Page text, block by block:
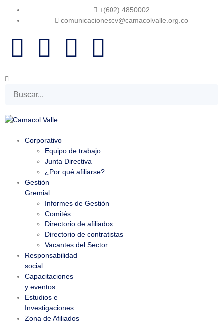
+(602) 4850002
comunicacionescv@camacolvalle.org.co
Corporativo
Equipo de trabajo
Junta Directiva
¿Por qué afiliarse?
Gestión
Gremial
Informes de Gestión
Comités
Directorio de afiliados
Directorio de contratistas
Vacantes del Sector
Responsabilidad
social
Capacitaciones
y eventos
Estudios e
Investigaciones
Zona de Afiliados